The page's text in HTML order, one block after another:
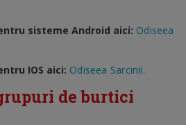
sisteme Android aici: Odiseea
IOS aici: Odiseea Sarcinii.
de burtici